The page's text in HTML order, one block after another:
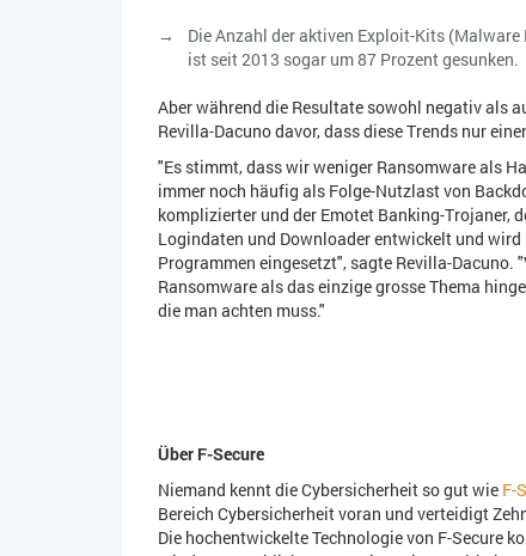
Die Anzahl der aktiven Exploit-Kits
ist seit 2013 sogar um 87 Prozent gesunken.
Aber während die Resultate sowohl negativ als
Revilla-Dacuno davor, dass diese Trends nur
"Es stimmt, dass wir weniger Ransomware als
immer noch häufig als Folge-Nutzlast von
komplizierter und der Emotet Banking-Trojaner,
Logindaten und Downloader entwickelt und
Programmen eingesetzt", sagte Revilla-
Ransomware als das einzige grosse Thema
die man achten muss."
Über F-Secure
Niemand kennt die Cybersicherheit so gut wie F-
Bereich Cybersicherheit voran und verteidigt
Die hochentwickelte Technologie von F-Secure